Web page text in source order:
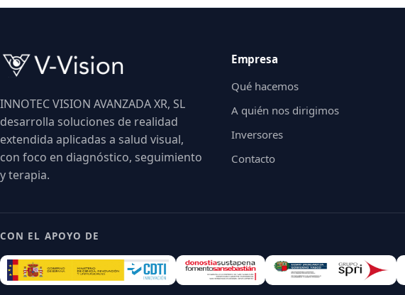
INNOTEC VISION AVANZADA XR, SL
desarrolla soluciones de realidad
extendida aplicadas a salud visual,
con foco en diagnóstico, seguimiento
y terapia.
Empresa
Qué hacemos
A quién nos dirigimos
Inversores
Contacto
CON EL APOYO DE